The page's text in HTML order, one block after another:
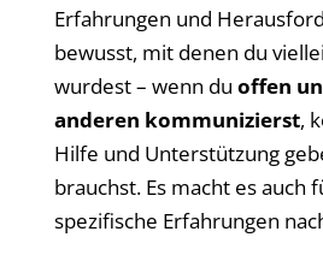
Erfahrungen und
bewusst, mit denen du
wurdest – wenn du offen
anderen kommunizierst,
Hilfe und Unterstützung
brauchst. Es macht es auch
spezifische Erfahrungen